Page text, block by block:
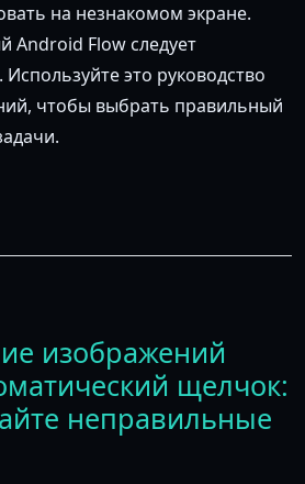
на незнакомом экране.
Android Flow следует
это руководство
чтобы выбрать правильный
изображений
щелчок:
неправильные